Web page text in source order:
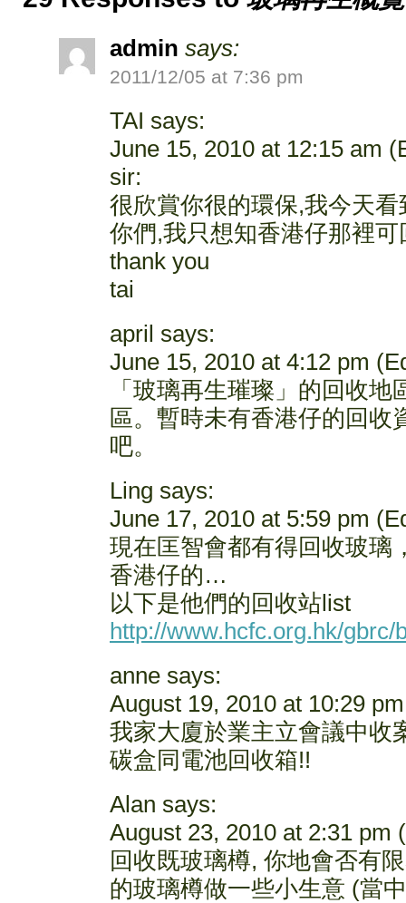
admin says:
2011/12/05 at 7:36 pm
TAI says:
June 15, 2010 at 12:15 am
sir:
很欣賞你很的環保,我今天
你們,我只想知香港仔那裡
thank you
tai
april says:
June 15, 2010 at 4:12 pm
「玻璃再生璀璨」的回收
區。暫時未有香港仔的回收
吧。
Ling says:
June 17, 2010 at 5:59 pm
現在匡智會都有得回收玻璃
香港仔的…
以下是他們的回收站list
http://www.hcfc.org.hk/gbrc/
anne says:
August 19, 2010 at 10:29
我家大廈於業主立會議中收
碳盒同電池回收箱!!
Alan says:
August 23, 2010 at 2:31 pm
回收既玻璃樽, 你地會否有
的玻璃樽做一些小生意 (當